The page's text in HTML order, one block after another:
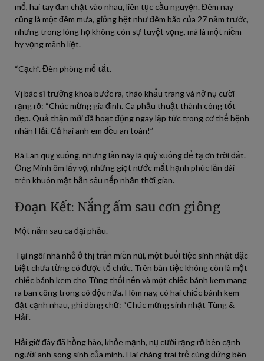
mổ, hai tay đan chặt vào nhau, liên tục cầu nguyện. Đêm nay
cũng là một đêm mưa, giống hệt như đêm bão của 27 năm trước,
nhưng trong lòng họ không còn sự tuyệt vọng, mà là một niềm
hy vọng mãnh liệt.
“Cạch”. Đèn phòng mổ tắt.
Vị bác sĩ trưởng khoa bước ra, tháo khẩu trang và nở nụ cười
rạng rỡ: “Chúc mừng gia đình. Ca phẫu thuật thành công tốt
đẹp. Quả thận mới đã hoạt động ngay lập tức trong cơ thể bệnh
nhân Hải. Cả hai anh em đều an toàn!”
Bà Lan quỵ xuống, nhưng lần này là quỳ xuống để tạ ơn trời đất.
Ông Minh ôm lấy vợ, những giọt nước mắt hạnh phúc lăn dài
trên khuôn mặt hằn sâu nếp nhăn thời gian.
Đoạn Kết: Nắng ấm sau cơn giông
Một năm sau ca đại phẫu.
Tại ngôi nhà nhỏ ở thị trấn miền núi, một buổi tiệc sinh nhật đặc
biệt chưa từng có được tổ chức. Trên bàn tiệc không còn là một
chiếc bánh kem cho Tùng thổi nến và một chiếc bánh kem mang
ra ban công trong cô độc nữa. Hôm nay, có hai chiếc bánh kem
đặt cạnh nhau, ghi dòng chữ: “Chúc mừng sinh nhật Tùng &
Hải”.
Hải giờ đây đã hồng hào, khỏe mạnh, nụ cười rạng rỡ bên cạnh
người anh song sinh của mình. Hai chàng trai trẻ cùng đứng bên